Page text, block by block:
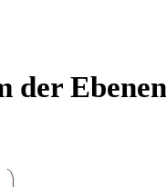
der